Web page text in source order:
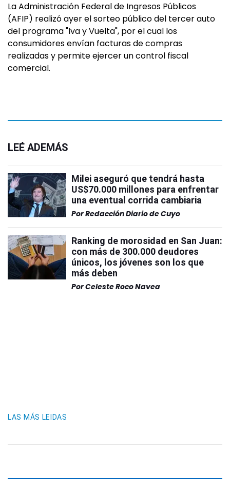
La Administración Federal de Ingresos Públicos
(AFIP) realizó ayer el sorteo público del tercer auto
del programa "Iva y Vuelta", por el cual los
consumidores envían facturas de compras
realizadas y permite ejercer un control fiscal
comercial.
LEÉ ADEMÁS
Milei aseguró que tendrá hasta
US$70.000 millones para enfrentar
una eventual corrida cambiaria
PorRedacción Diario de Cuyo
Ranking de morosidad en San Juan:
con más de 300.000 deudores
únicos, los jóvenes son los que
más deben
PorCeleste Roco Navea
LAS MÁS LEIDAS